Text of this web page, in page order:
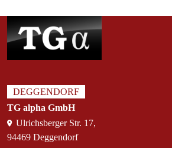
DEGGENDORF
TG alpha GmbH
Ulrichsberger Str. 17,
94469 Deggendorf